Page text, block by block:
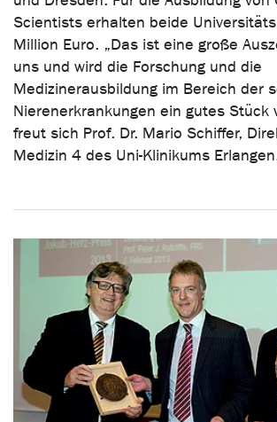
Scientists erhalten beide
Million Euro. „Das ist eine große
uns und wird die Forschung und die
Medizinerausbildung im Bereich der
Nierenerkrankungen ein gutes Stück
freut sich Prof. Dr. Mario Schiffer,
Medizin 4 des Uni-Klinikums